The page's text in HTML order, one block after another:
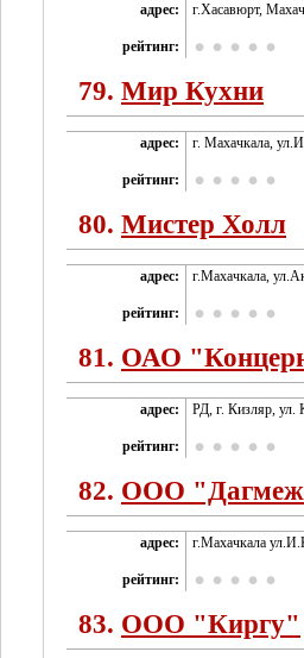
адрес: г.Хасавюрт,
рейтинг:
79. Мир Кухни
адрес: г. Махачкала,
рейтинг:
80. Мистер Холл
адрес: г.Махачкала,
рейтинг:
81. ОАО
адрес: РД, г. Кизляр, ул.
рейтинг:
82. ООО
адрес: г.Махачкала
рейтинг:
83. ООО "Киргу"